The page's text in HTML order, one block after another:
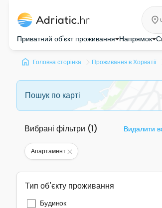
Приватний об'єкт проживання Напрямок
Головна сторінка Проживання в Хорватії
Пошук по карті
Вибрані фільтри (1) Видалити
Апартамент
Тип об'єкту проживання
Будинок